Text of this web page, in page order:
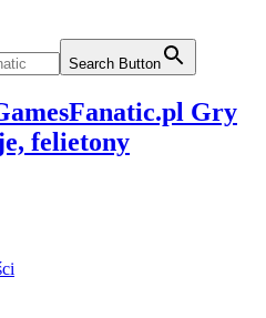
Search Button
Gry
felietony